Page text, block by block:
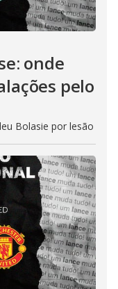
onde
pelo
Bolasie por lesão